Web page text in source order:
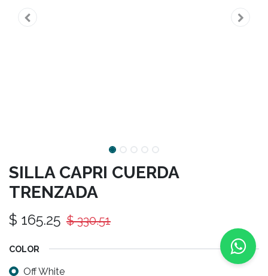
SILLA CAPRI CUERDA
TRENZADA
$ 165.25 $330.51
COLOR
Off White